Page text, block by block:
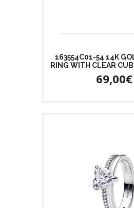
163554C01-54 14K
RING WITH CLEAR
69,00€